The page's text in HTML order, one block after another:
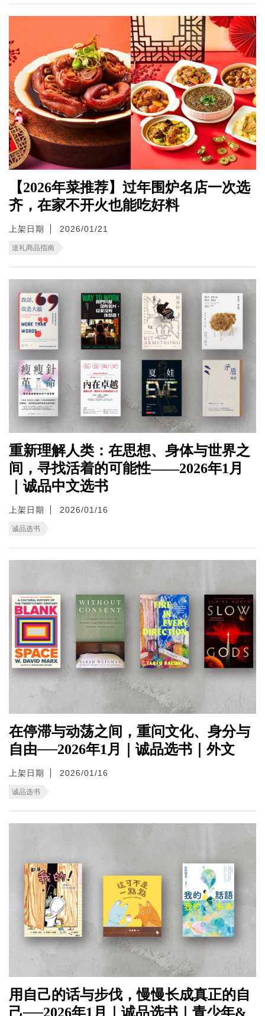
【2026年菜推荐】过年围炉名店一次选
齐，在家不开火也能吃好料
上架日期 2026/01/21
送礼商品指南
重新理解人类：在思想、身体与世界之
间，寻找活着的可能性——2026年1月
｜诚品中文选书
上架日期 2026/01/16
诚品选书
在停滞与动荡之间，重问文化、身分与
自由──2026年1月｜诚品选书｜外文
上架日期 2026/01/16
诚品选书
用自己的话与步伐，慢慢长成真正的自
己──2026年1月｜诚品选书｜青少年&